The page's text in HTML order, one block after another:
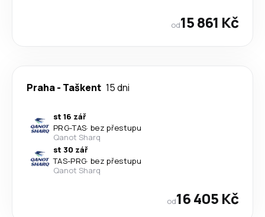
od15 861 Kč
Praha- Taškent 15 dni
st 16 zář
PRG-TAS· bez přestupu
Qanot Sharq
st 30 zář
TAS-PRG· bez přestupu
Qanot Sharq
od16 405 Kč